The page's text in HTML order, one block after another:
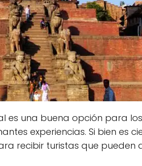
es una buena opción para
experiencias. Si bien es
recibir turistas que pueden